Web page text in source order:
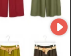
tendenze
di un
fondo da